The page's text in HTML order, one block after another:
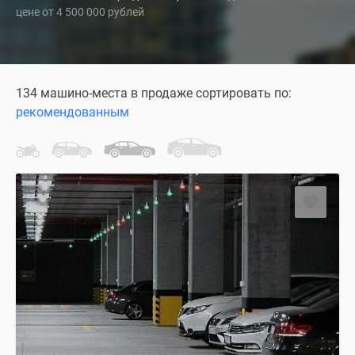
Специальные
Продавцы
Панорамы
новостроек
Видеообзор
новостроек
Экспертиза
новостроек
Подмосковья
Студии
цене от 4 500 000 рублей
134 машино-места в продаже сортировать по:
рекомендованным